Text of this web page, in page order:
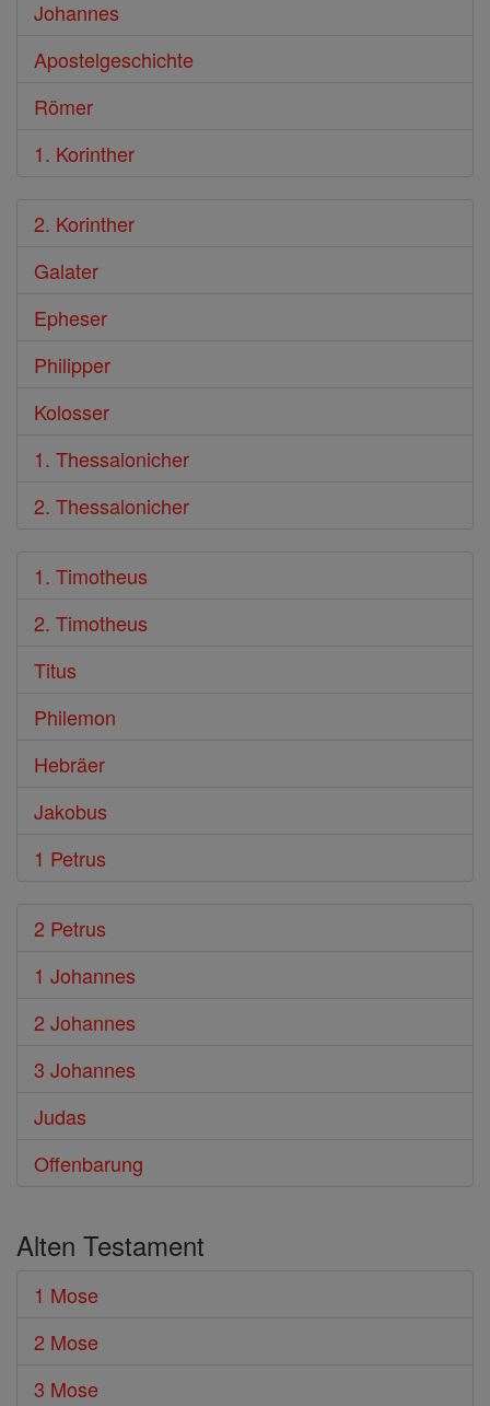
Johannes
Apostelgeschichte
Römer
1. Korinther
2. Korinther
Galater
Epheser
Philipper
Kolosser
1. Thessalonicher
2. Thessalonicher
1. Timotheus
2. Timotheus
Titus
Philemon
Hebräer
Jakobus
1 Petrus
2 Petrus
1 Johannes
2 Johannes
3 Johannes
Judas
Offenbarung
Alten Testament
1 Mose
2 Mose
3 Mose